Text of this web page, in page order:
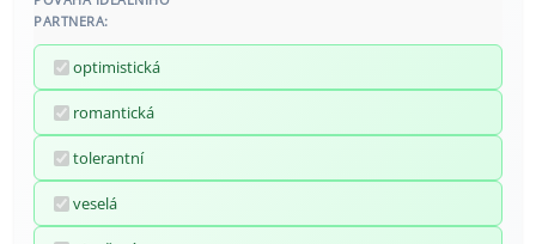
PARTNERA:
optimistická
romantická
tolerantní
veselá